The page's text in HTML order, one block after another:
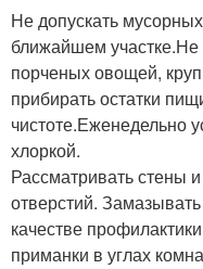
Не допускать
ближайшем
порченых овощей,
прибирать остатки
чистоте.Еженедельно
хлоркой.
Рассматривать стены
отверстий.
качестве
приманки в углах